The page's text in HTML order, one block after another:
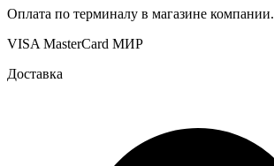
Оплата по терминалу в магазине компании.
VISA MasterCard МИР
Доставка